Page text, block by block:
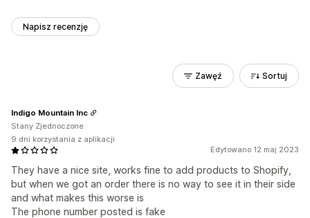
Napisz recenzję
Zawęź Sortuj
Edytowano 12 maj 2023
They have a nice site, works fine to add products to Shopify,
but when we got an order there is no way to see it in their side
and what makes this worse is
The phone number posted is fake
Indigo Mountain Inc
Stany Zjednoczone
9 dni korzystania z aplikacji